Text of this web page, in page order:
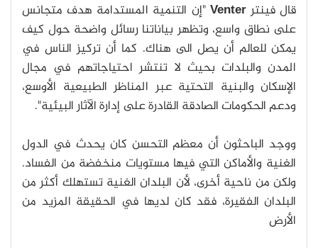
قال فينترVenter "إن التنمية المستدامة هدف متجانس
على نطاق واسع، وتظهر بياناتنا رسائل واضحة حول كيف
يمكن للعالم أن يصل الى هناك. كما أن تركيز الناس في
المدن والبلدات بحيث لا تنتشر احتياجاتهم في مجال
الإسكان والبنية التحتية عبر المناظر الطبيعية الأوسع،
ودعم الحكومات الصادقة القادرة على إدارة الآثار البيئية".
ووجد الباحثون أن معظم التحسن كان يحدث في الدول
الغنية والأماكن التي فيها مستويات منخفضة من الفساد.
ولكن من ناحية أخرى، لأن البلدان الغنية تستهلك أكثر من
البلدان الفقيرة، فقد كان لديها في الحقيقة المزيد من
الأرض